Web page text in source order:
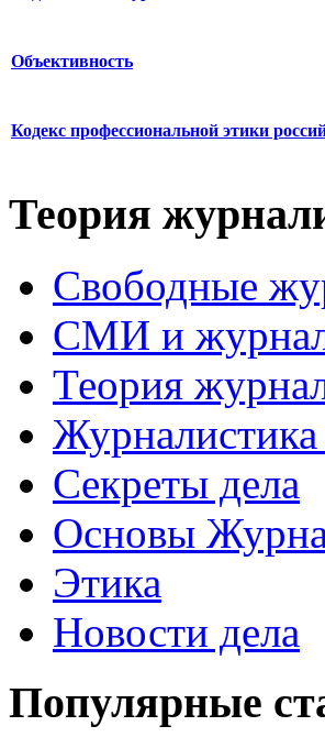
Объективность
Кодекс профессиональной этики
Теория
Свободные
СМИ и
Теория
Секреты дела
Основы
Этика
Новости дела
Популярные